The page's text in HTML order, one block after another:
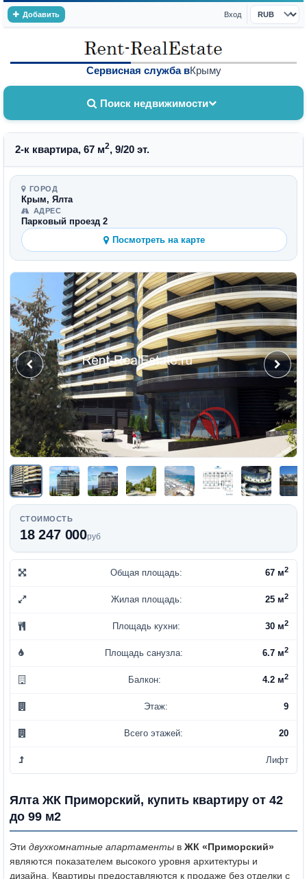
Добавить Вход
Валюта
Сервисная служба вКрыму
Поиск недвижимости
2-к квартира, 67 м2, 9/20 эт.
ГОРОД
Крым, Ялта
АДРЕС
Парковый проезд 2
Посмотреть на карте
СТОИМОСТЬ
18 247 000руб
Общая площадь: 67 м2
Жилая площадь: 25 м2
Площадь кухни: 30 м2
Площадь санузла: 6.7 м2
Балкон: 4.2 м2
Этаж: 9
Всего этажей: 20
Лифт
Ялта ЖК Приморский, купить квартиру от 42
до 99 м2
Эти двухкомнатные апартаменты в ЖК «Приморский»
являются показателем высокого уровня архитектуры и
дизайна. Квартиры предоставляются к продаже без отделки с